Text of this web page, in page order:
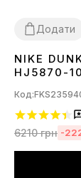
Додати
3637 3839
NIKE
HJ5870-
Код:
6210грн -